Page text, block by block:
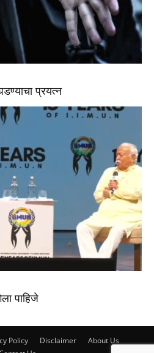
प्रयत्न
पाहिजे
Policy Disclaimer
About Us